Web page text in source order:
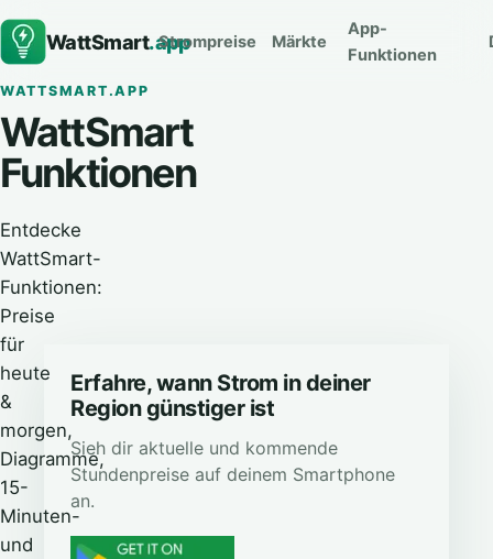
WattSmart.app
Strompreise Märkte
App-
Funktionen
WATTSMART.APP
WattSmart
Funktionen
Entdecke
WattSmart-
Funktionen:
Preise
für
heute
&
morgen,
Diagramme,
15-
Minuten-
und
Erfahre, wann Strom in deiner
Region günstiger ist
Sieh dir aktuelle und kommende
Stundenpreise auf deinem Smartphone
an.